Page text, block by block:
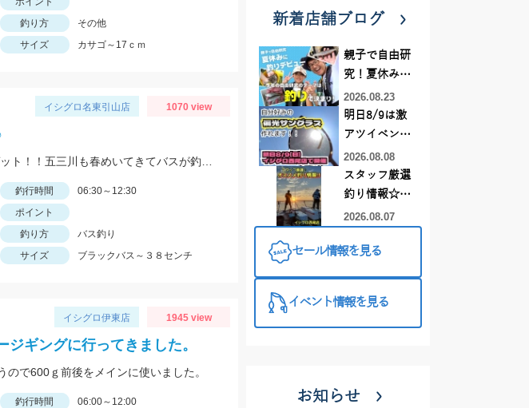
釣り方
その他
サイズ カサゴ～17ｃｍ
イシグロ名東引山店 1070 view
釣行時間
06:30～12:30
ポイント
釣り方
バス釣り
サイズ ブラックバス～３８センチ
イシグロ伊東店 1945 view
ジギングに行ってきました。
で600ｇ前後をメインに使いました。
釣行時間
06:00～12:00
新着店舗ブログ
親子で自由研
究！夏休みに
釣りデビュー
2026.08.23
明日8/9は激
アツイベント
日！！！～オ
ーダー偏光グ
ラス受注会～
2026.08.08
スタッフ厳選
釣り情報☆彡
連休は何釣り
♪【イシグロ
2026.08.07
セール情報を見る
イベント情報を見る
お知らせ